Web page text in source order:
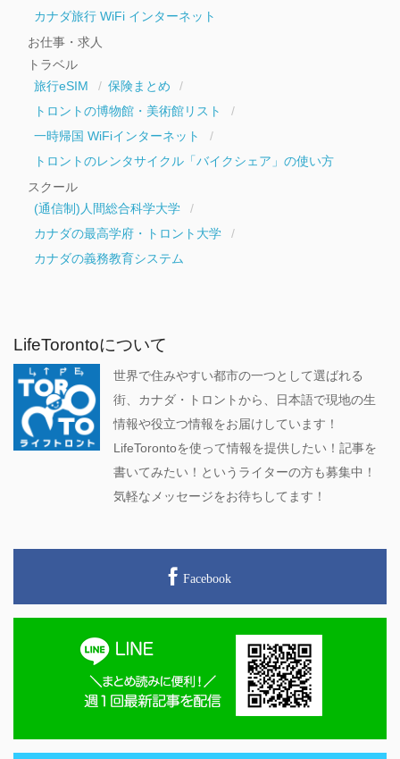
カナダ旅行 WiFi インターネット
お仕事・求人
トラベル
旅行eSIM
保険まとめ
トロントの博物館・美術館リスト
一時帰国 WiFiインターネット
トロントのレンタサイクル「バイクシェア」の使い方
スクール
(通信制)人間総合科学大学
カナダの最高学府・トロント大学
カナダの義務教育システム
LifeTorontoについて
世界で住みやすい都市の一つとして選ばれる
街、カナダ・トロントから、日本語で現地の生
情報や役立つ情報をお届けしています！
LifeTorontoを使って情報を提供したい！記事を
書いてみたい！というライターの方も募集中！
気軽なメッセージをお待ちしてます！
Facebook